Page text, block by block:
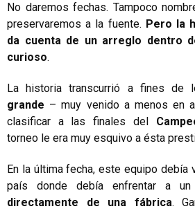
No daremos fechas. Tampoco
preservaremos a la fuente. Pero la
da cuenta de un arreglo dentro
curioso.
La historia transcurrió a fines de
grande – muy venido a menos en
clasificar a las finales del
torneo le era muy esquivo a ésta
En la última fecha, este equipo debía
país donde debía enfrentar a
directamente de una fábrica.